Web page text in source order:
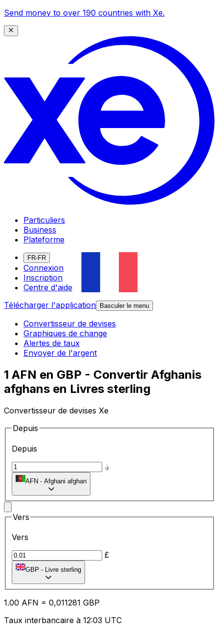
Send money to over 190 countries with Xe.
Particuliers
Business
Plateforme
FR-FR
Connexion
Inscription
Centre d'aide
Télécharger l'application
Basculer le menu
Convertisseur de devises
Graphiques de change
Alertes de taux
Envoyer de l'argent
1 AFN en GBP - Convertir Afghanis
afghans en Livres sterling
Convertisseur de devises Xe
Depuis
Depuis
؋
AFN - Afghani afghan
Vers
Vers
£
GBP - Livre sterling
1.00 AFN = 0,011281 GBP
Taux interbancaire à 12:03 UTC